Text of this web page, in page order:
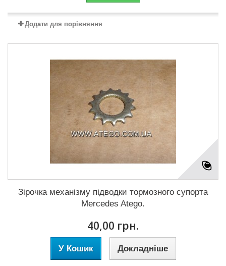
Додати для порівняння
Зірочка механізму підводки тормозного супорта
Mercedes Atego.
40,00 грн.
У Кошик Докладніше